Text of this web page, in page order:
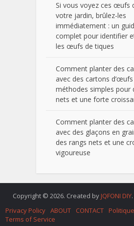
Si vous voyez ces œufs
votre jardin, brûlez-les
immédiatement : un
complet pour identifier
les œufs de tiques
Comment planter des
avec des cartons
méthodes simples pour
nets et une forte
Comment planter des
avec des glaçons en
des rangs nets et une
vigoureuse
Copyright © 2026. Created by JQFONI DIY
Privacy Policy ABOUT CONTACT
Terms of Service